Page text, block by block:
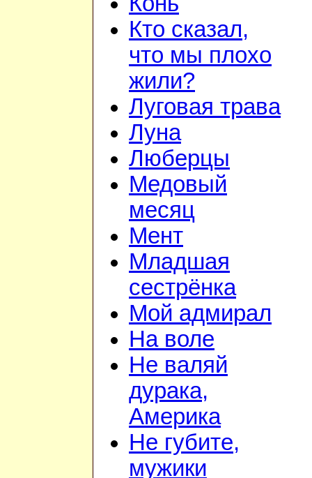
Кто сказал,
что мы плохо
жили?
Луговая трава
Луна
Люберцы
Медовый
месяц
Мент
Младшая
сестрёнка
Мой адмирал
На воле
Не валяй
дурака,
Америка
Не губите,
мужики